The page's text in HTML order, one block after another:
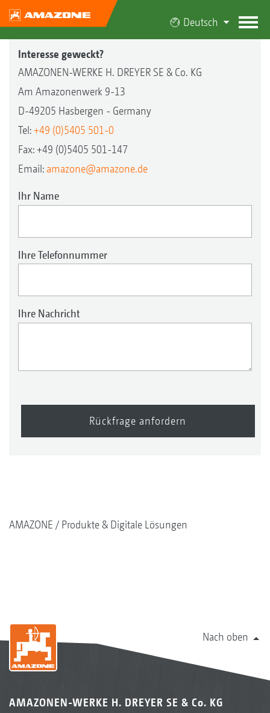
Deutsch
Interesse geweckt?
AMAZONEN-WERKE H. DREYER SE & Co. KG
Am Amazonenwerk 9-13
D-49205 Hasbergen - Germany
Tel:+49 (0)5405 501-0
Fax: +49 (0)5405 501-147
Email: amazone@amazone.de
Ihr Name
Ihre Telefonnummer
Ihre Nachricht
Rückfrage anfordern
AMAZONE Produkte & Digitale Lösungen
Nach oben
AMAZONEN-WERKE H. DREYER SE & Co. KG